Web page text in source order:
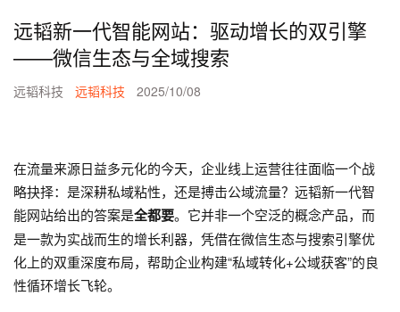
远韬新一代智能网站：驱动增长的双引擎
——微信生态与全域搜索
远韬科技 远韬科技 2025/10/08
在流量来源日益多元化的今天，企业线上运营往往面临一个战
略抉择：是深耕私域粘性，还是搏击公域流量？远韬新一代智
能网站给出的答案是全都要。它并非一个空泛的概念产品，而
是一款为实战而生的增长利器，凭借在微信生态与搜索引擎优
化上的双重深度布局，帮助企业构建“私域转化+公域获客”的良
性循环增长飞轮。